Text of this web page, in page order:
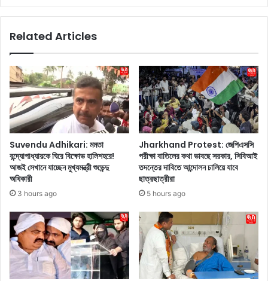
কা
চা
এ
ক
টি
উ
জ্জ্ব
ল
লা
ল
গা
ন
এ
বং
কে
পে
হি
না
t
i
n
g
R
m
o
r
s
ডে
টিং
গু
জ
বে
র
Related Articles
Suvendu Adhikari: মমতা
বন্দ্যোপাধ্যায়কে ঘিরে বিক্ষোভ হালিশহরে!
আজই সেখানে যাচ্ছেন মুখ্যমন্ত্রী শুভেন্দু
অধিকারী
3 hours ago
Jharkhand Protest: জেপিএসসি
পরীক্ষা বাতিলের কথা ভাবছে সরকার, সিবিআই
তদন্তের দাবিতে আন্দোলন চালিয়ে যাবে
ছাত্রছাত্রীরা
5 hours ago